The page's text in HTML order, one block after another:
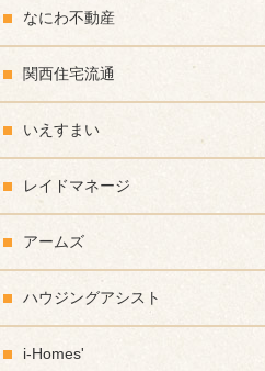
なにわ不動産
関西住宅流通
いえすまい
レイドマネージ
アームズ
ハウジングアシスト
i-Homes'